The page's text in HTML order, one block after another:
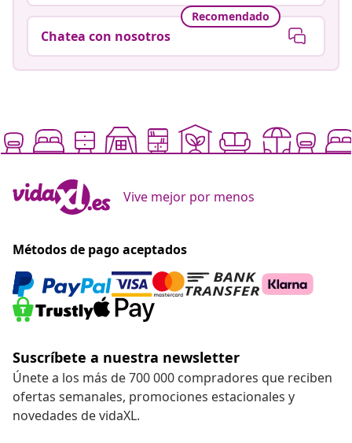
Recomendado
Chatea con nosotros
Vive mejor por menos
Métodos de pago aceptados
Suscríbete a nuestra newsletter
Únete a los más de 700 000 compradores que reciben
ofertas semanales, promociones estacionales y
novedades de vidaXL.